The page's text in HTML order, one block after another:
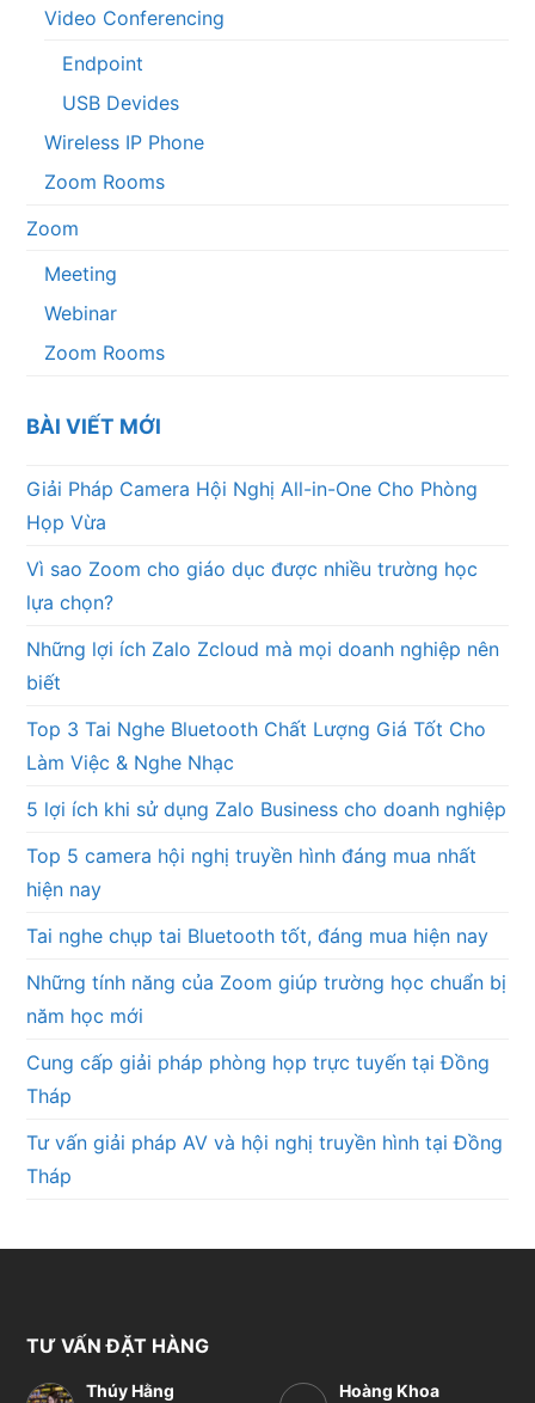
Video Conferencing
Endpoint
USB Devides
Wireless IP Phone
Zoom Rooms
Zoom
Meeting
Webinar
Zoom Rooms
BÀI VIẾT MỚI
Giải Pháp Camera Hội Nghị All-in-One Cho Phòng
Họp Vừa
Vì sao Zoom cho giáo dục được nhiều trường học
lựa chọn?
Những lợi ích Zalo Zcloud mà mọi doanh nghiệp nên
biết
Top 3 Tai Nghe Bluetooth Chất Lượng Giá Tốt Cho
Làm Việc & Nghe Nhạc
5 lợi ích khi sử dụng Zalo Business cho doanh nghiệp
Top 5 camera hội nghị truyền hình đáng mua nhất
hiện nay
Tai nghe chụp tai Bluetooth tốt, đáng mua hiện nay
Những tính năng của Zoom giúp trường học chuẩn bị
năm học mới
Cung cấp giải pháp phòng họp trực tuyến tại Đồng
Tháp
Tư vấn giải pháp AV và hội nghị truyền hình tại Đồng
Tháp
TƯ VẤN ĐẶT HÀNG
Thúy Hằng
Hoàng Khoa